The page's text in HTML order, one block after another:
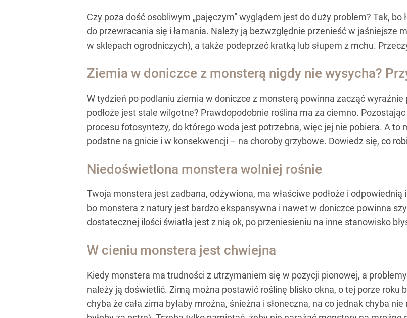
Czy poza dość osobliwym „pajęczym” wyglądem jest do duży problem? Tak, bo
do przewracania się i łamania. Należy ją bezwzględnie przenieść w jaśniejsze
w sklepach ogrodniczych), a także podeprzeć kratką lub słupem z mchu.
Ziemia w doniczce z monsterą nigdy nie wysycha?
W tydzień po podlaniu ziemia w doniczce z monsterą powinna zacząć
podłoże jest stale wilgotne? Prawdopodobnie roślina ma za ciemno.
procesu fotosyntezy, do którego woda jest potrzebna, więc jej nie pobiera. A
podatne na gnicie i w konsekwencji – na choroby grzybowe. Dowiedz się, co
Niedoświetlona monstera wolniej rośnie
Twoja monstera jest zadbana, odżywiona, ma właściwe podłoże i
bo monstera z natury jest bardzo ekspansywna i nawet w doniczce powinna
dostatecznej ilości światła jest z nią ok, po przeniesieniu na inne stanowisko
W cieniu monstera jest chwiejna
Kiedy monstera ma trudności z utrzymaniem się w pozycji pionowej, a
należy ją doświetlić. Zimą można postawić roślinę blisko okna, o tej porze roku
chyba że cała zima byłaby mroźna, śnieżna i słoneczna, na co jednak chyba